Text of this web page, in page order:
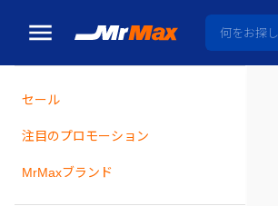
セール
注目のプロモーション
MrMaxブランド